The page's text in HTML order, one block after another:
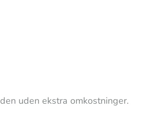
uden ekstra omkostninger.